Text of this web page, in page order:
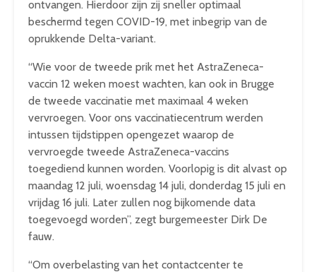
ontvangen. Hierdoor zijn zij sneller optimaal
beschermd tegen COVID-19, met inbegrip van de
oprukkende Delta-variant.
“Wie voor de tweede prik met het AstraZeneca-
vaccin 12 weken moest wachten, kan ook in Brugge
de tweede vaccinatie met maximaal 4 weken
vervroegen. Voor ons vaccinatiecentrum werden
intussen tijdstippen opengezet waarop de
vervroegde tweede AstraZeneca-vaccins
toegediend kunnen worden. Voorlopig is dit alvast op
maandag 12 juli, woensdag 14 juli, donderdag 15 juli en
vrijdag 16 juli. Later zullen nog bijkomende data
toegevoegd worden”, zegt burgemeester Dirk De
fauw.
“Om overbelasting van het contactcenter te